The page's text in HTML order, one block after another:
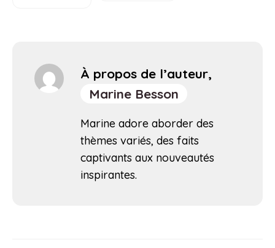
À propos de l’auteur,
Marine Besson
Marine adore aborder des
thèmes variés, des faits
captivants aux nouveautés
inspirantes.